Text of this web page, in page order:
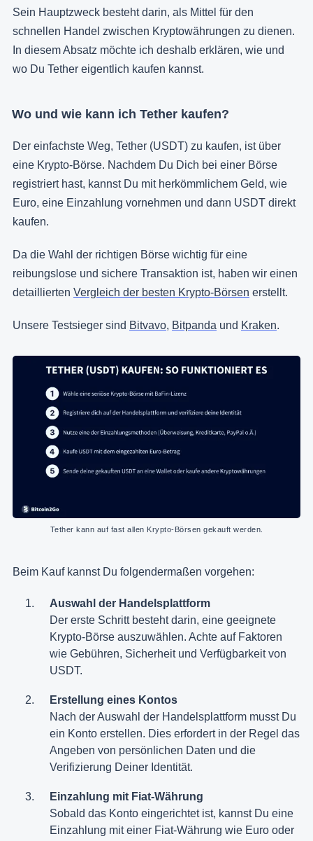
Sein Hauptzweck besteht darin, als Mittel für den
schnellen Handel zwischen Kryptowährungen zu dienen.
In diesem Absatz möchte ich deshalb erklären, wie und
wo Du Tether eigentlich kaufen kannst.
Wo und wie kann ich Tether kaufen?
Der einfachste Weg, Tether (USDT) zu kaufen, ist über
eine Krypto-Börse. Nachdem Du Dich bei einer Börse
registriert hast, kannst Du mit herkömmlichem Geld, wie
Euro, eine Einzahlung vornehmen und dann USDT direkt
kaufen.
Da die Wahl der richtigen Börse wichtig für eine
reibungslose und sichere Transaktion ist, haben wir einen
detaillierten Vergleich der besten Krypto-Börsen erstellt.
Unsere Testsieger sind Bitvavo, Bitpanda und Kraken.
Tether kann auf fast allen Krypto-Börsen gekauft werden.
Beim Kauf kannst Du folgendermaßen vorgehen:
Auswahl der Handelsplattform
Der erste Schritt besteht darin, eine geeignete
Krypto-Börse auszuwählen. Achte auf Faktoren
wie Gebühren, Sicherheit und Verfügbarkeit von
USDT.
Erstellung eines Kontos
Nach der Auswahl der Handelsplattform musst Du
ein Konto erstellen. Dies erfordert in der Regel das
Angeben von persönlichen Daten und die
Verifizierung Deiner Identität.
Einzahlung mit Fiat-Währung
Sobald das Konto eingerichtet ist, kannst Du eine
Einzahlung mit einer Fiat-Währung wie Euro oder